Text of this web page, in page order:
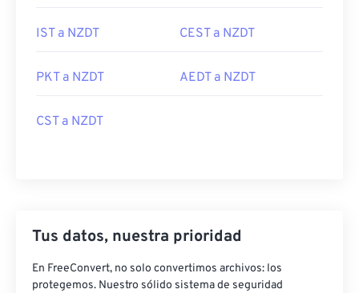
IST a NZDT CEST a NZDT
PKT a NZDT AEDT a NZDT
CST a NZDT
Tus datos, nuestra prioridad
En FreeConvert, no solo convertimos archivos: los
protegemos. Nuestro sólido sistema de seguridad